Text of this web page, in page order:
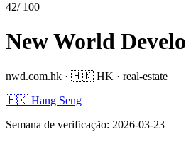
42/ 100
New World
nwd.com.hk · 🇭🇰 HK · real-estate
🇭🇰 Hang Seng
Semana de verificação: 2026-03-23